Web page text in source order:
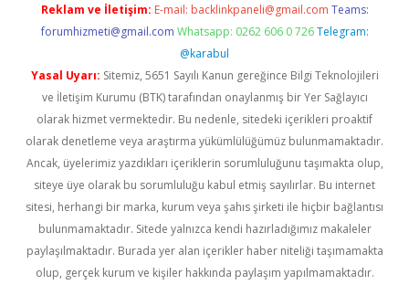
Reklam ve İletişim: E-mail: backlinkpaneli@gmail.com Teams:
forumhizmeti@gmail.com Whatsapp: 0262 606 0 726 Telegram:
@karabul
Yasal Uyarı: Sitemiz, 5651 Sayılı Kanun gereğince Bilgi Teknolojileri
ve İletişim Kurumu (BTK) tarafından onaylanmış bir Yer Sağlayıcı
olarak hizmet vermektedir. Bu nedenle, sitedeki içerikleri proaktif
olarak denetleme veya araştırma yükümlülüğümüz bulunmamaktadır.
Ancak, üyelerimiz yazdıkları içeriklerin sorumluluğunu taşımakta olup,
siteye üye olarak bu sorumluluğu kabul etmiş sayılırlar. Bu internet
sitesi, herhangi bir marka, kurum veya şahıs şirketi ile hiçbir bağlantısı
bulunmamaktadır. Sitede yalnızca kendi hazırladığımız makaleler
paylaşılmaktadır. Burada yer alan içerikler haber niteliği taşımamakta
olup, gerçek kurum ve kişiler hakkında paylaşım yapılmamaktadır.